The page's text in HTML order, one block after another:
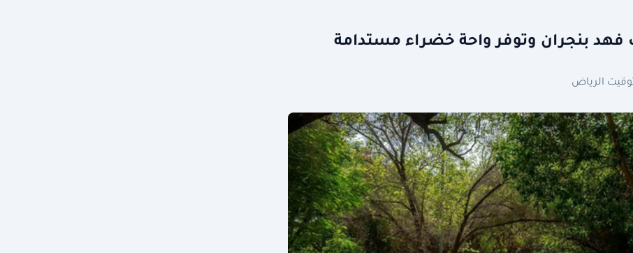
فهد بنجران وتوفر واحة خضراء مستدامة